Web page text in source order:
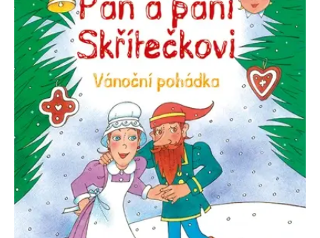
Nezbytné Analytické Marketingové
Funkční
Nezařazené soubory
Nezbytně nutné soubory cookie umožňují základní funkce webových
stránek, jako je přihlášení uživatele a správa účtu. Webové stránky nelze
bez nezbytně nutných souborů cookie správně používat.
Název
Provider /
Doména
Popis
CookieScriptConsent
CookieScript
www.grada.cz
1 měsíc
Tento soubor
cookie
používá
služba
Cookie-
Script.com k
zapamatování